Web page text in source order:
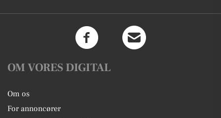
OM VORES DIGITAL
Om os
For annoncører